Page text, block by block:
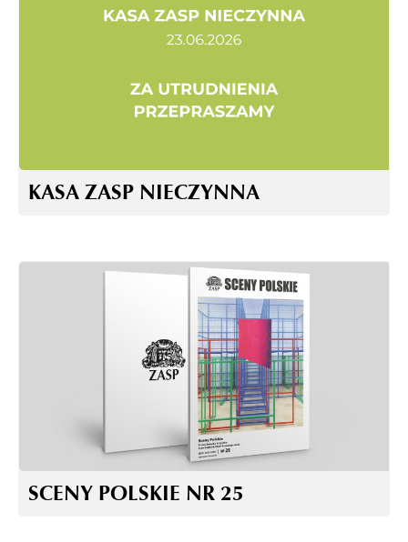
KASA ZASP NIECZYNNA
SCENY POLSKIE NR 25